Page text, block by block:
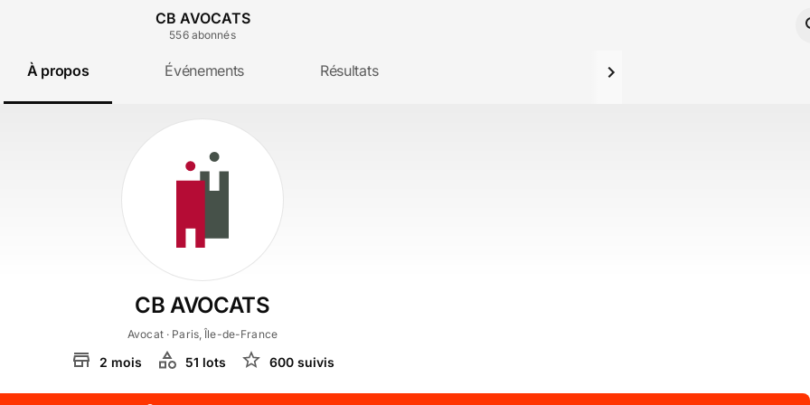
CB AVOCATS
556 abonnés
À propos Événements Résultats
CB AVOCATS
Avocat· Paris, Île-de-France
2 mois 51 lots 600 suivis